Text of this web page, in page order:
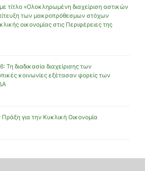
τίτλο «Ολοκληρωμένη διαχείριση αστικών
των μακροπρόθεσμων στόχων
οικονομίας στις Περιφέρειες της
Τη διαδικασία διαχείρισης των
κοινωνίες εξέτασαν φορείς των
για την Κυκλική Οικονομία